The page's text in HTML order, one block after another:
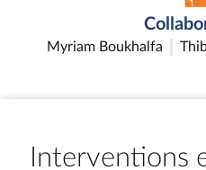
Myriam Boukhalfa
Interventions